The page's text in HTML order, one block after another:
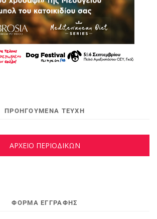
ΠΡΟΗΓΟΥΜΕΝΑ ΤΕΥΧΗ
ΑΡΧΕΙΟ ΠΕΡΙΟΔΙΚΩΝ
ΦΌΡΜΑ ΕΓΓΡΑΦΉΣ